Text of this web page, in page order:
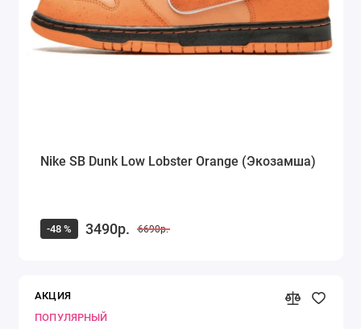
Nike SB Dunk Low Lobster Orange (Экозамша)
-48 % 3490р. 6690р.
АКЦИЯ
ПОПУЛЯРНЫЙ